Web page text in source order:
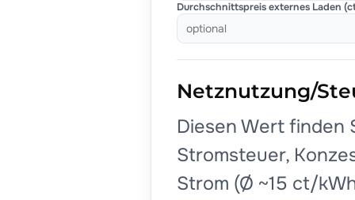
Durchschnittspreis externes Laden
Netznutzung/
Diesen Wert finden
Stromsteuer,
Strom (Ø ~15 ct/